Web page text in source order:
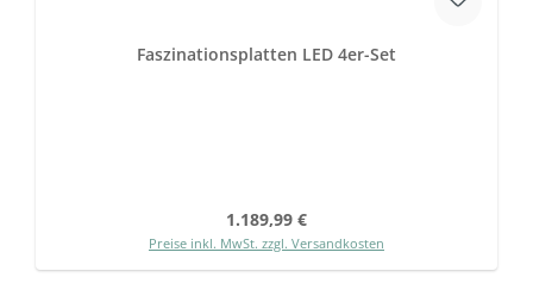
Faszinationsplatten LED 4er-Set
Regulärer Preis:
1.189,99 €
Preise inkl. MwSt. zzgl. Versandkosten